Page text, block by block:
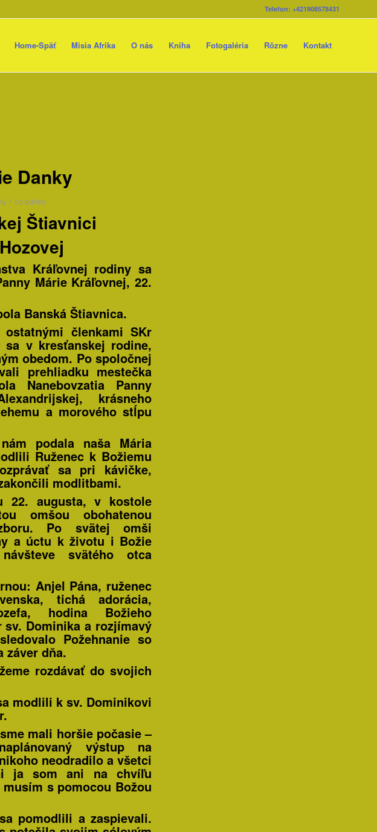
Telefon: +421908578431
Home-Späť Misia Afrika O nás Kniha Fotogaléria Rôzne Kontakt
Danky
/ od admin
Štiavnici
Kráľovnej rodiny sa
Márie Kráľovnej, 22.
Banská Štiavnica.
členkami SKr
v kresťanskej rodine,
obedom. Po spoločnej
prehliadku mestečka
Nanebovzatia Panny
krásneho
a morového stĺpu
podala naša Mária
Ruženec k Božiemu
sa pri kávičke,
modlitbami.
22. augusta, v kostole
omšou obohatenou
Po svätej omši
a úctu k životu i Božie
svätého otca
Anjel Pána, ruženec
tichá adorácia,
hodina Božieho
Dominika a rozjímavý
Požehnanie so
záver dňa.
rozdávať do svojich
modlili k sv. Dominikovi
mali horšie počasie –
výstup na
neodradilo a všetci
ja som ani na chvíľu
s pomocou Božou
pomodlili a zaspievali.